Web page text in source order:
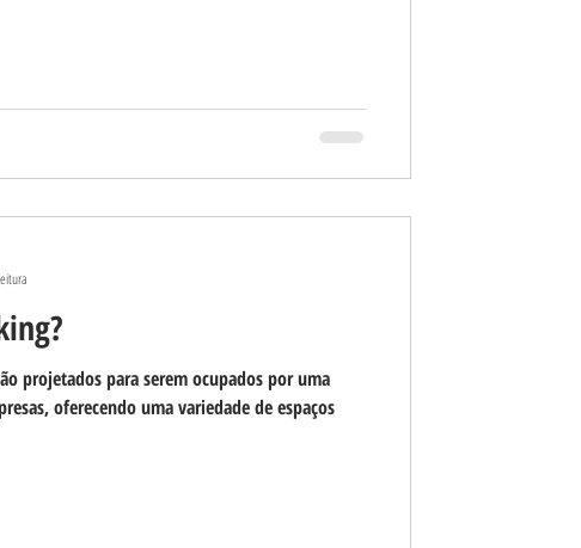
projetados para serem ocupados por uma
oferecendo uma variedade de espaços